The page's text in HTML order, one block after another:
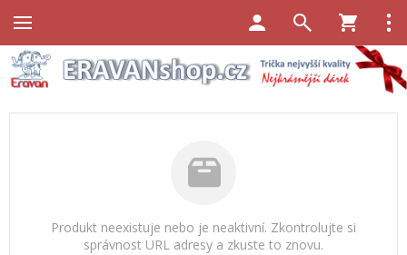
Produkt neexistuje nebo je neaktivní. Zkontrolujte si
správnost URL adresy a zkuste to znovu.